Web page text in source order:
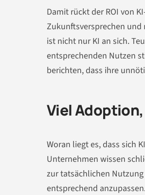
Damit rückt der ROI von
Zukunftsversprechen und
ist nicht nur KI an sich.
entsprechenden Nutzen
berichten, dass ihre
Viel
Woran liegt es, dass sich
Unternehmen wissen
zur tatsächlichen
entsprechend